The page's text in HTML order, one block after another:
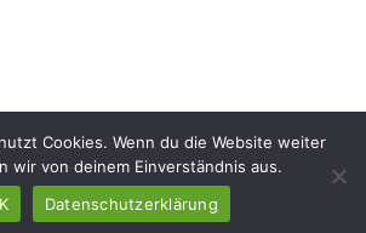
Cookies. Wenn du die Website weiter
wir von deinem Einverständnis aus.
Datenschutzerklärung